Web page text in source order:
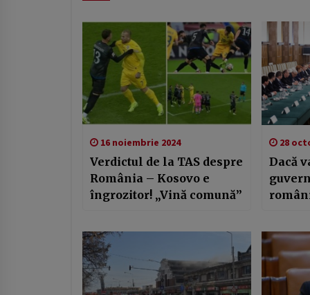
16 noiembrie 2024
Verdictul de la TAS despre
România – Kosovo e
îngrozitor! „Vină comună”
28
Dacă